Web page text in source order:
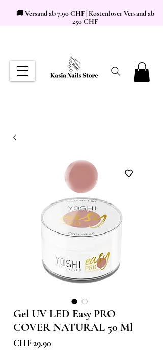
🚚 Versand ab 7,90 CHF | Kostenloser Versand ab
250 CHF
Gel UV LED Easy PRO
COVER NATURAL 50 Ml
CHF 29.90